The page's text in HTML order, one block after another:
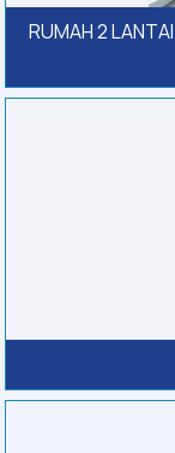
RUMAH 2